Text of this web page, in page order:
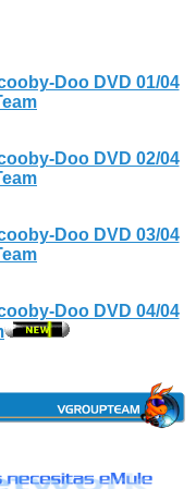
Doo DVD 01/04
Doo DVD 02/04
Doo DVD 03/04
Doo DVD 04/04